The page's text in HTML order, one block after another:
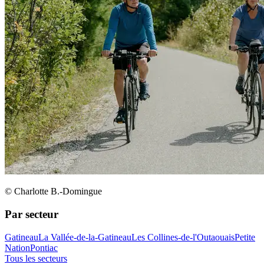
© Charlotte B.-Domingue
Par secteur
GatineauLa Vallée-de-la-GatineauLes Collines-de-l'OutaouaisPetite
NationPontiac
Tous les secteurs